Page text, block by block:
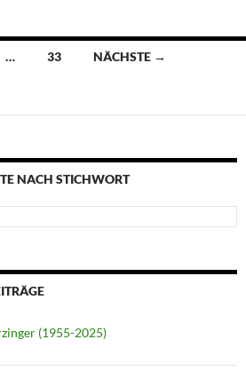
… 33 NÄCHSTE →
NACH STICHWORT
(1955-2025)